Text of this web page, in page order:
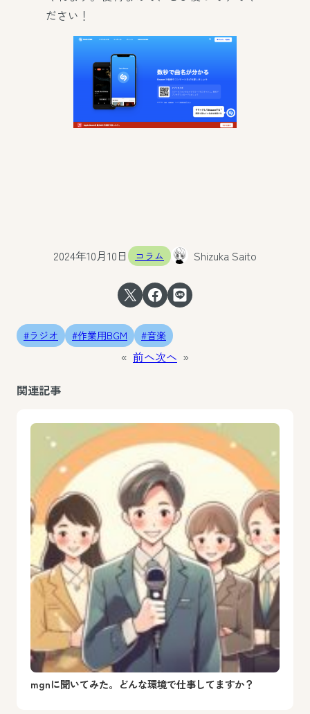
ださい！
2024年10月10日 コラム Shizuka Saito
Share on X Share on Facebook
Share on LINE
ラジオ 作業用BGM 音楽
« 前へ次へ »
関連記事
mgnに聞いてみた。どんな環境で仕事してますか？